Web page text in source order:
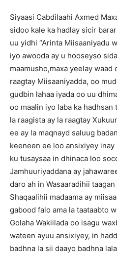
Siyaasi Cabdilaahi Axmed
sidoo kale ka hadlay sicir
uu yidhi “Arinta Miisaaniyadu
iyo awooda ay u hooseyso
maamusho,maxa yeelay waad
raagtay Miisaaniyadda, oo
gudbin lahaa iyada oo uu
oo maalin iyo laba ka hadhsan
la raagista ay la raagtay
ee ay la maqnayd saluug
keeneen ee loo ansixiyey inay
ku tusaysaa in dhinaca loo
Jamhuuriyaddana ay
daro ah in Wasaaradihii
Shaqaalihii madaama ay
gabood falo ama la taataabto
Golaha Wakiilada oo isagu
wateen ayuu ansixiyey, in
badhna la sii daayo badhna